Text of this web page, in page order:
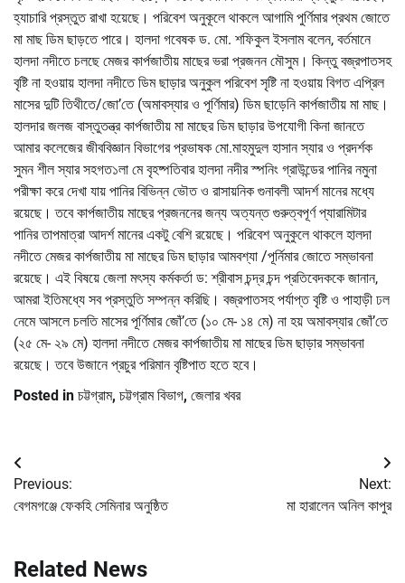
হ্যাচারি প্রস্তুত রাখা হয়েছে। পরিবেশ অনুকূলে থাকলে আগামি পুর্ণিমার প্রথম জোতে
মা মাছ ডিম ছাড়তে পারে। হালদা গবেষক ড. মো. শফিকুল ইসলাম বলেন, বর্তমানে
হালদা নদীতে চলছে মেজর কার্পজাতীয় মাছের ভরা প্রজনন মৌসুম। কিন্তু বজ্রপাতসহ
বৃষ্টি না হওয়ায় হালদা নদীতে ডিম ছাড়ার অনুকুল পরিবেশ সৃষ্টি না হওয়ায় বিগত এপ্রিল
মাসের দুটি তিথীতে/জো’তে (অমাবস্যার ও পূর্ণিমার) ডিম ছাড়েনি কার্পজাতীয় মা মাছ।
হালদার জলজ বাস্তুতন্ত্র কার্পজাতীয় মা মাছের ডিম ছাড়ার উপযোগী কিনা জানতে
আমার কলেজের জীববিজ্ঞান বিভাগের প্রভাষক মো.মাহমুদুল হাসান স্যার ও প্রদর্শক
সুমন শীল স্যার সহগত১লা মে বৃহষ্পতিবার হালদা নদীর স্পনিং গ্রাউন্ডের পানির নমুনা
পরীক্ষা করে দেখা যায় পানির বিভিন্ন ভৌত ও রাসায়নিক গুনাবলী আদর্শ মানের মধ্যে
রয়েছে। তবে কার্পজাতীয় মাছের প্রজননের জন্য অত্যন্ত গুরুত্বপূর্ণ প্যারামিটার
পানির তাপমাত্রা আদর্শ মানের একটু বেশি রয়েছে। পরিবেশ অনুকুলে থাকলে হালদা
নদীতে মেজর কার্পজাতীয় মা মাছের ডিম ছাড়ার আমবশ্যা /পূর্নিমার জোতে সম্ভাবনা
রয়েছে। এই বিষয়ে জেলা মৎস্য কর্মকর্তা ড: শ্রীবাস চন্দ্র চন্দ প্রতিবেদককে জানান,
আমরা ইতিমধ্যে সব প্রস্তুতি সম্পন্ন করিছি। বজ্রপাতসহ পর্যাপ্ত বৃষ্টি ও পাহাড়ী ঢল
নেমে আসলে চলতি মাসের পূর্ণিমার জোঁ’তে (১০ মে- ১৪ মে) না হয় অমাবস্যার জোঁ’তে
(২৫ মে- ২৯ মে) হালদা নদীতে মেজর কার্পজাতীয় মা মাছের ডিম ছাড়ার সম্ভাবনা
রয়েছে। তবে উজানে প্রচুর পরিমান বৃষ্টিপাত হতে হবে।
Posted in চট্টগ্রাম, চট্টগ্রাম বিভাগ, জেলার খবর
Post
navigation
Previous:
বেগমগঞ্জে ফেকহি সেমিনার অনুষ্ঠিত
Next:
মা হারালেন অনিল কাপুর
Related News